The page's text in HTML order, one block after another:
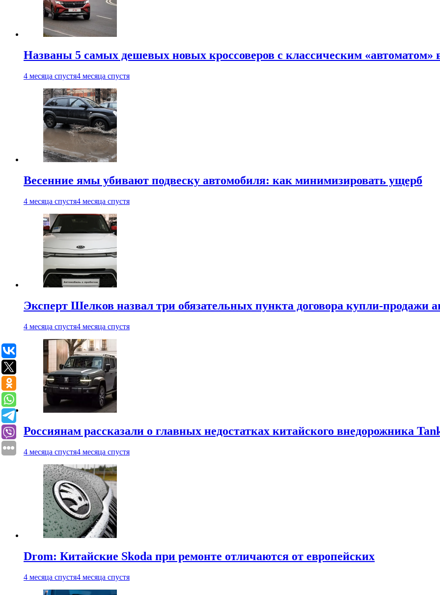
Названы 5 самых дешевых новых кроссоверов с классическим «автоматом»
4 месяца спустя4 месяца спустя
Весенние ямы убивают подвеску автомобиля: как минимизировать ущерб
4 месяца спустя4 месяца спустя
Эксперт Шелков назвал три обязательных пункта договора купли-продажи
4 месяца спустя4 месяца спустя
Россиянам рассказали о главных недостатках китайского внедорожника
4 месяца спустя4 месяца спустя
Drom: Китайские Skoda при ремонте отличаются от европейских
4 месяца спустя4 месяца спустя